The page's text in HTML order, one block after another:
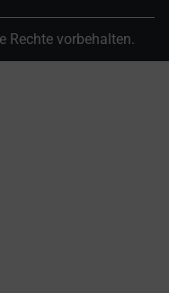
Rechte vorbehalten.